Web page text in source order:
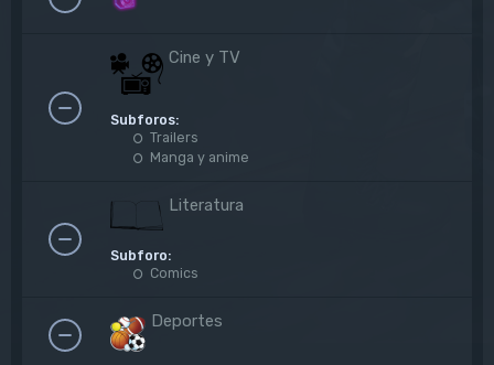
Cine y TV
Subforos:
Trailers
Manga y anime
Literatura
Subforo:
Comics
Deportes